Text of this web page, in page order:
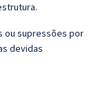
ou supressões por
devidas